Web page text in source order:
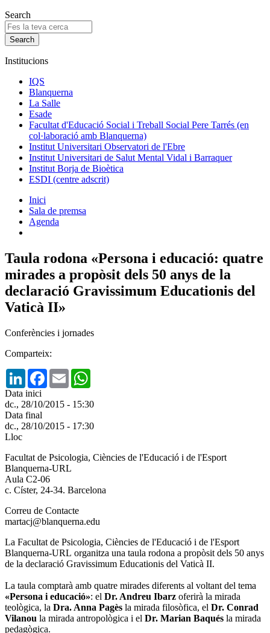
Search
Institucions
IQS
Blanquerna
La Salle
Esade
Facultat d'Educació Social i Treball Social Pere Tarrés (en
col·laboració amb Blanquerna)
Institut Universitari Observatori de l'Ebre
Institut Universitari de Salut Mental Vidal i Barraquer
Institut Borja de Bioètica
ESDI (centre adscrit)
Inici
Sala de premsa
Agenda
Taula rodona «Persona i educació: quatre
mirades a propòsit dels 50 anys de la
declaració Gravissimum Educationis del
Vaticà II»
Conferències i jornades
Comparteix:
LinkedInFacebook
Email
Data inici
dc., 28/10/2015 - 15:30
Data final
dc., 28/10/2015 - 17:30
Lloc
Facultat de Psicologia, Ciències de l'Educació i de l'Esport
Blanquerna-URL
Aula C2-06
c. Císter, 24-34. Barcelona
Correu de Contacte
martacj@blanquerna.edu
La Facultat de Psicologia, Ciències de l'Educació i de l'Esport
Blanquerna-URL organitza una taula rodona a propòsit dels 50 anys
de la declaració Gravissimum Educationis del Vaticà II.
La taula comptarà amb quatre mirades diferents al voltant del tema
«Persona i educació»: el Dr. Andreu Ibarz oferirà la mirada
teològica, la Dra. Anna Pagès la mirada filosòfica, el Dr. Conrad
Vilanou la mirada antropològica i el Dr. Marian Baqués la mirada
pedagògica.